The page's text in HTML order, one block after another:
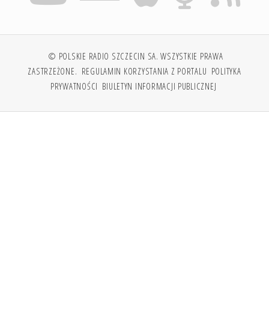
© POLSKIE RADIO SZCZECIN SA. WSZYSTKIE PRAWA
ZASTRZEŻONE. REGULAMIN KORZYSTANIA Z PORTALU POLITYKA
PRYWATNOŚCI BIULETYN INFORMACJI PUBLICZNEJ